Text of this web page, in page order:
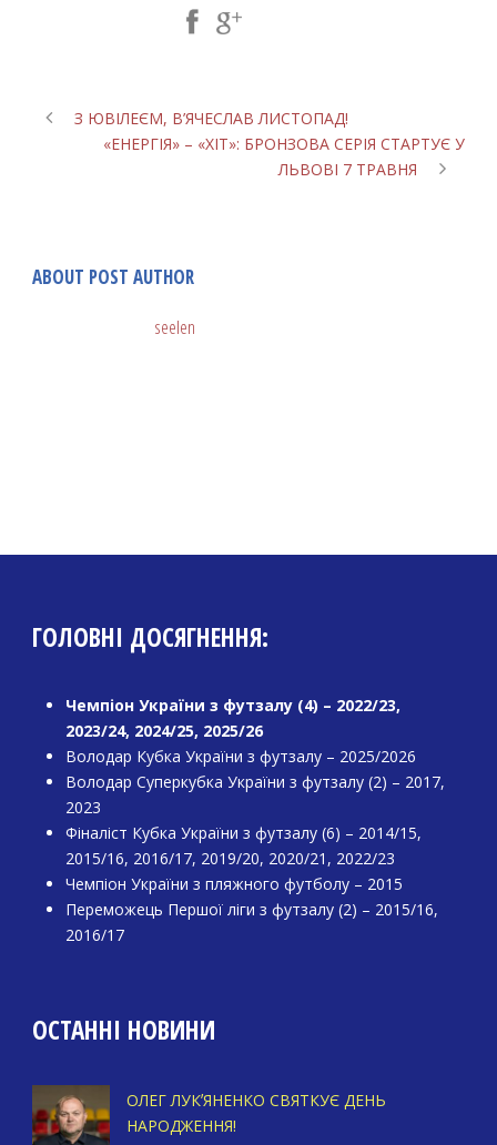
З ЮВІЛЕЄМ, В’ЯЧЕСЛАВ ЛИСТОПАД!
«ЕНЕРГІЯ» – «ХІТ»: БРОНЗОВА СЕРІЯ СТАРТУЄ У
ЛЬВОВІ 7 ТРАВНЯ
ABOUT POST AUTHOR
seelen
ГОЛОВНІ ДОСЯГНЕННЯ:
Чемпіон України з футзалу (4) – 2022/23,
2023/24, 2024/25, 2025/26
Володар Кубка України з футзалу – 2025/2026
Володар Суперкубка України з футзалу (2) – 2017,
2023
Фіналіст Кубка України з футзалу (6) – 2014/15,
2015/16, 2016/17, 2019/20, 2020/21, 2022/23
Чемпіон України з пляжного футболу – 2015
Переможець Першої ліги з футзалу (2) – 2015/16,
2016/17
ОСТАННІ НОВИНИ
ОЛЕГ ЛУКʼЯНЕНКО СВЯТКУЄ ДЕНЬ
НАРОДЖЕННЯ!